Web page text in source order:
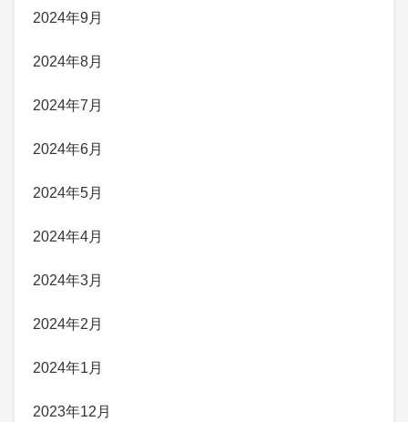
2024年9月
2024年8月
2024年7月
2024年6月
2024年5月
2024年4月
2024年3月
2024年2月
2024年1月
2023年12月